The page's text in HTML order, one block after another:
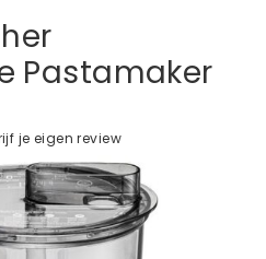
Pastamaker
je eigen review